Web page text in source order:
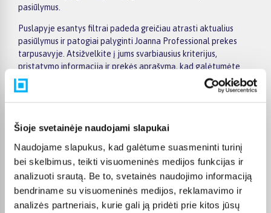
Šioje svetainėje naudojami slapukai
Naudojame slapukus, kad galėtume suasmeninti turinį
bei skelbimus, teikti visuomeninės medijos funkcijas ir
analizuoti srautą. Be to, svetainės naudojimo informaciją
bendriname su visuomeninės medijos, reklamavimo ir
analizės partneriais, kurie gali ją pridėti prie kitos jūsų
pasiūlymus.
Puslapyje esantys filtrai padeda greičiau atrasti aktualius
pasiūlymus ir patogiai palyginti Joanna Professional prekes
tarpusavyje. Atsižvelkite į jums svarbiausius kriterijus,
pristatymo informaciją ir prekės aprašymą, kad galėtumėte
priimti patogų ir apgalvotą sprendimą.
Palyginkite Joanna Professional prekes BIGBOX.LT ir išsirinkite
Pirkėjų atsiliepimai apie prekes